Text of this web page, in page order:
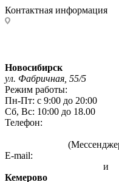
Контактная информация
Новосибирск
ул. Фабричная, 55/5
Режим работы:
Пн-Пт: с 9:00 до 20:00
Сб, Вс: 10:00 до 18.00
Телефон:
E-mail:
и
Кемерово